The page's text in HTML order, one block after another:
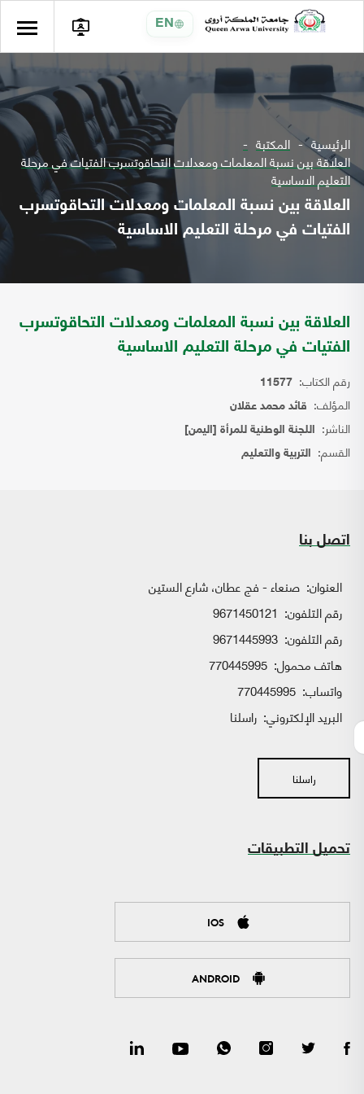
EN
الرئيسية المكتبة
العلاقة بين نسبة المعلمات ومعدلات التحاقوتسرب الفتيات في مرحلة
التعليم الاساسية
العلاقة بين نسبة المعلمات ومعدلات التحاقوتسرب
الفتيات في مرحلة التعليم الاساسية
العلاقة بين نسبة المعلمات ومعدلات التحاقوتسرب
الفتيات في مرحلة التعليم الاساسية
رقم الكتاب: 11577
المؤلف: قائد محمد عقلان
الناشر: اللجنة الوطنية للمرأة [اليمن]
القسم: التربية والتعليم
اتصل بنا
العنوان: صنعاء - فج عطان، شارع الستين
رقم التلفون: 9671450121
رقم التلفون: 9671445993
هاتف محمول: 770445995
واتساب:
البريد الإلكتروني: راسلنا
راسلنا
تحميل التطبيقات
IOS
ANDROID